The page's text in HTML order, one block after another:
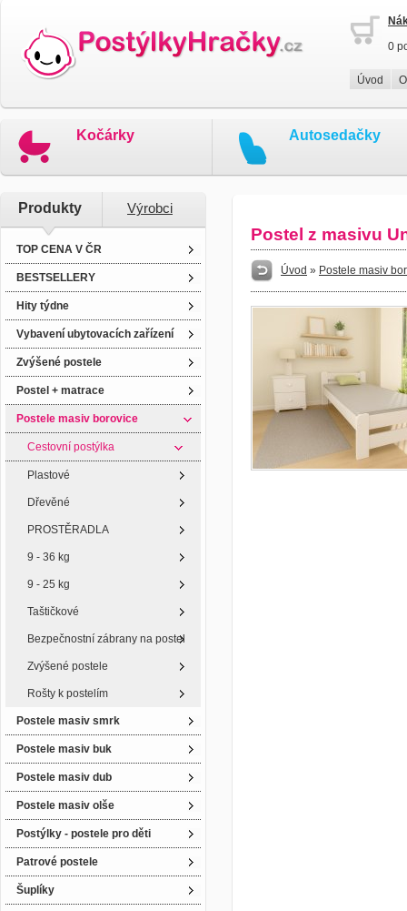
0
Úvod
Kočárky Autosedačky
Produkty Výrobci
TOP CENA V ČR
BESTSELLERY
Hity týdne
Vybavení ubytovacích zařízení
Zvýšené postele
Postel + matrace
Postele masiv borovice
Cestovní postýlka
Plastové
Dřevěné
PROSTĚRADLA
9 - 36 kg
9 - 25 kg
Taštičkové
Bezpečnostní zábrany na postel
Zvýšené postele
Rošty k postelím
Postele masiv smrk
Postele masiv buk
Postele masiv dub
Postele masiv olše
Postýlky - postele pro děti
Patrové postele
Šuplíky
Postel z masivu
Úvod » Postele masiv